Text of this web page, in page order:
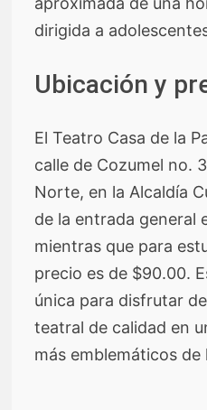
dirigida a
Ubicación y
El Teatro Casa de la
calle de Cozumel no.
Norte, en la Alcaldía
de la entrada general
mientras que para
precio es de $90.00.
única para disfrutar
teatral de calidad en
más emblemáticos de